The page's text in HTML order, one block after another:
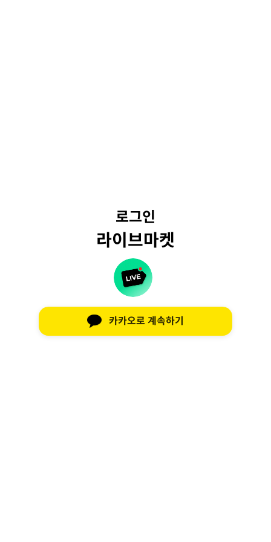
로그인
라이브마켓
카카오로 계속하기